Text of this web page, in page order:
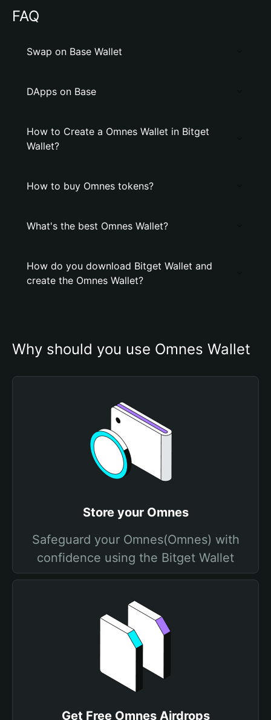
FAQ
Swap on Base Wallet
DApps on Base
How to Create a Omnes Wallet in Bitget
Wallet?
How to buy Omnes tokens?
What's the best Omnes Wallet?
How do you download Bitget Wallet and
create the Omnes Wallet?
Why should you use Omnes Wallet
Store your Omnes
Safeguard your Omnes(Omnes) with
confidence using the Bitget Wallet
Get Free Omnes Airdrops